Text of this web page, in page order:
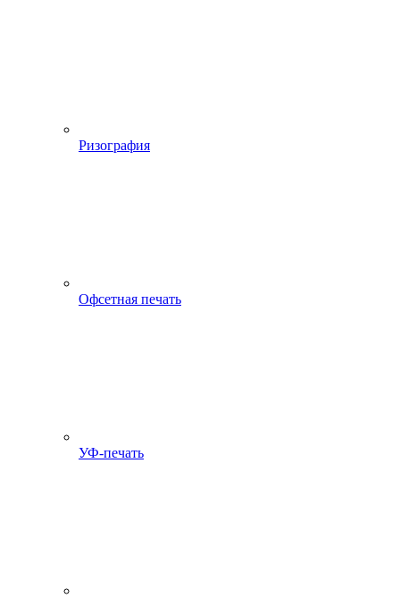
Ризография
Офсетная печать
УФ-печать